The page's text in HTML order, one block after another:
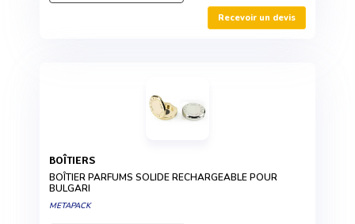
Recevoir un devis
BOÎTIERS
BOÎTIER PARFUMS SOLIDE RECHARGEABLE POUR
BULGARI
METAPACK